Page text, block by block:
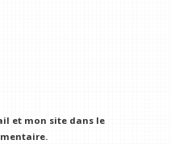
et mon site dans le